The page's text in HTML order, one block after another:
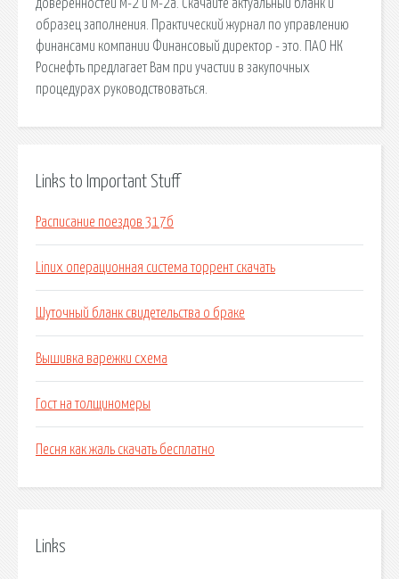
доверенностей М-2 и М-2а. Скачайте актуальный бланк и
образец заполнения. Практический журнал по управлению
финансами компании Финансовый директор - это. ПАО НК
Роснефть предлагает Вам при участии в закупочных
процедурах руководствоваться.
Links to Important Stuff
Расписание поездов 317б
Linux операционная система торрент скачать
Шуточный бланк свидетельства о браке
Вышивка варежки схема
Гост на толщиномеры
Песня как жаль скачать бесплатно
Links